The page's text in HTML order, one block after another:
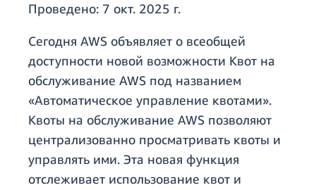
Проведено: 7 окт. 2025 г.
Сегодня AWS объявляет о всеобщей
доступности новой возможности Квот на
обслуживание AWS под названием
«Автоматическое управление квотами».
Квоты на обслуживание AWS позволяют
централизованно просматривать квоты и
управлять ими. Эта новая функция
отслеживает использование квот и